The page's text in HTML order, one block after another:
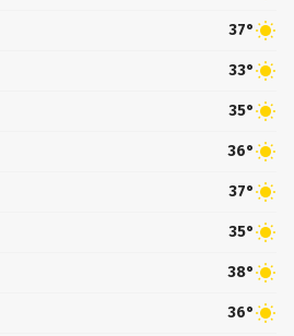
37°
33°
35°
36°
37°
35°
38°
36°